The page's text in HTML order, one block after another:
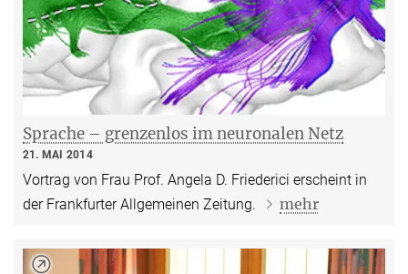
Sprache – grenzenlos im neuronalen Netz
21. MAI 2014
Vortrag von Frau Prof. Angela D. Friederici erscheint in
der Frankfurter Allgemeinen Zeitung.
mehr